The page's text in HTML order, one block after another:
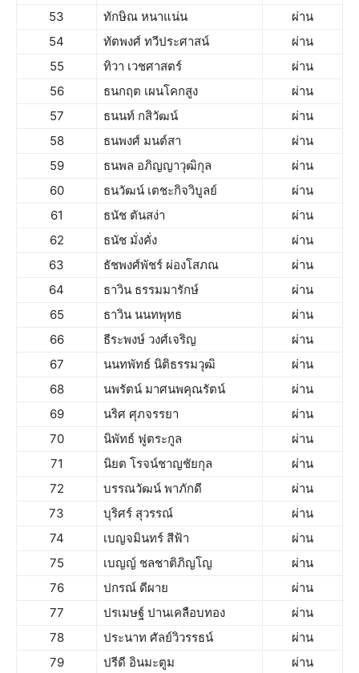
53
ทักษิณ หนาแน่น
ผ่าน
54
ทัตพงศ์ ทวีประศาสน์
ผ่าน
55
ทิวา เวชศาสตร์
ผ่าน
56
ธนกฤต เผนโคกสูง
ผ่าน
57
ธนนท์ กสิวัฒน์
ผ่าน
58
ธนพงศ์ มนต์สา
ผ่าน
59
ธนพล อภิญญาวุฒิกุล
ผ่าน
60
ธนวัฒน์ เตชะกิจวิบูลย์
ผ่าน
61
ธนัช ตันสง่า
ผ่าน
62
ธนัช มั่งคั่ง
ผ่าน
63
ธัชพงศ์พัชร์ ผ่องโสภณ
ผ่าน
64
ธาวิน ธรรมมารักษ์
ผ่าน
65
ธาวิน นนทพุทธ
ผ่าน
66
ธีระพงษ์ วงศ์เจริญ
ผ่าน
67
นนทพัทธ์ นิติธรรมวุฒิ
ผ่าน
68
นพรัตน์ มาศนพคุณรัตน์
ผ่าน
69
นริศ ศุภจรรยา
ผ่าน
70
นิพัทธ์ ฟูตระกูล
ผ่าน
71
นิยต โรจน์ชาญชัยกุล
ผ่าน
72
บรรณวัฒน์ พาภักดี
ผ่าน
73
บุริศร์ สุวรรณ์
ผ่าน
74
เบญจมินทร์ สีฟ้า
ผ่าน
75
เบญญ์ ชลชาติภิญโญ
ผ่าน
76
ปกรณ์ ดีผาย
ผ่าน
77
ปรเมษฐ์ ปานเคลือบทอง
ผ่าน
78
ประนาท ศัลย์วิวรรธน์
ผ่าน
79
ปรีดี อินมะตูม ผ่าน